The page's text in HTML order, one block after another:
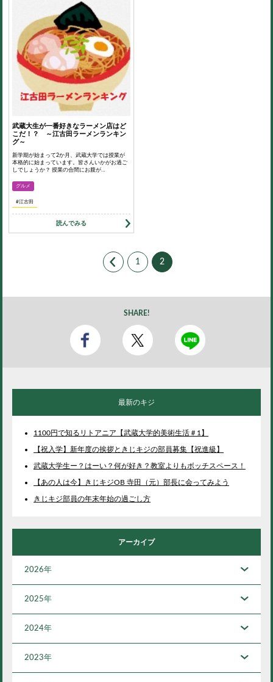
武蔵大生が一番好きなラーメン店はど
こだ！？ ～江古田ラーメンランキン
グ～
新学期が始まって2か月、武蔵大学では授業が
本格的に始まっています。皆さんいかがお過ご
しでしょうか？ 授業の合間にお腹が…
グルメ
#江古田
読んでみる
1 2
SHARE!
最新のキジ
1100円で知るリトアニア【武蔵大学的美術生活＃1】
【祝入学】新年度の挨拶ときじキジの部員募集【祝進級】
武蔵大学生ー？はーい？何が好き？教室よりもボッチスペース！
【あの人は今】きじキジOB 寺田（元）部長に会ってみよう
きじキジ部員の年末年始の過ごし方
アーカイブ
2026年
2025年
2024年
2023年